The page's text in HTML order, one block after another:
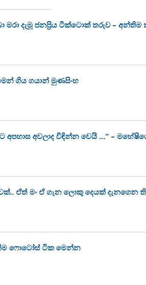
මරා දැමූ ජනප්‍රිය ටික්ටොක් තරුව –
ගිය ගයාන් මුණසිංහ
අවලාද විඳින්න වෙයි …” –
ඒත් මං ඒ ගැන ලොකු දෙයක් දැනගෙන
ෆොටෝස් ටික මෙන්න